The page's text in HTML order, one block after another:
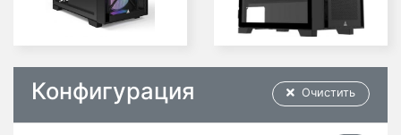
Очистить
Конфигурация